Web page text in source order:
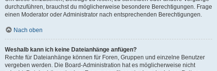
durchzuführen, brauchst du möglicherweise besondere Berechtigungen. Frage
einen Moderator oder Administrator nach entsprechenden Berechtigungen.
Nach oben
Weshalb kann ich keine Dateianhänge anfügen?
Rechte für Dateianhänge können für Foren, Gruppen und einzelne Benutzer
vergeben werden. Die Board-Administration hat es möglicherweise nicht